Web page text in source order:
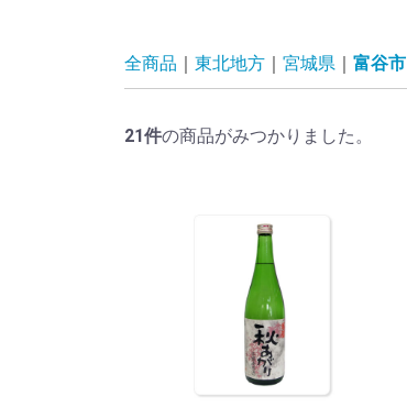
全商品 東北地方 宮城県 富谷市
21件の商品がみつかりました。